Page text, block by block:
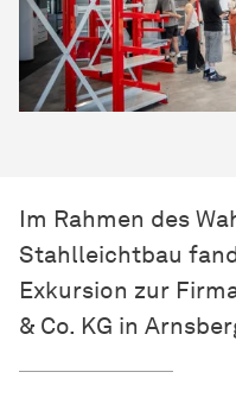
Im Rahmen des
Stahlleichtbau
Exkursion zur
& Co. KG in